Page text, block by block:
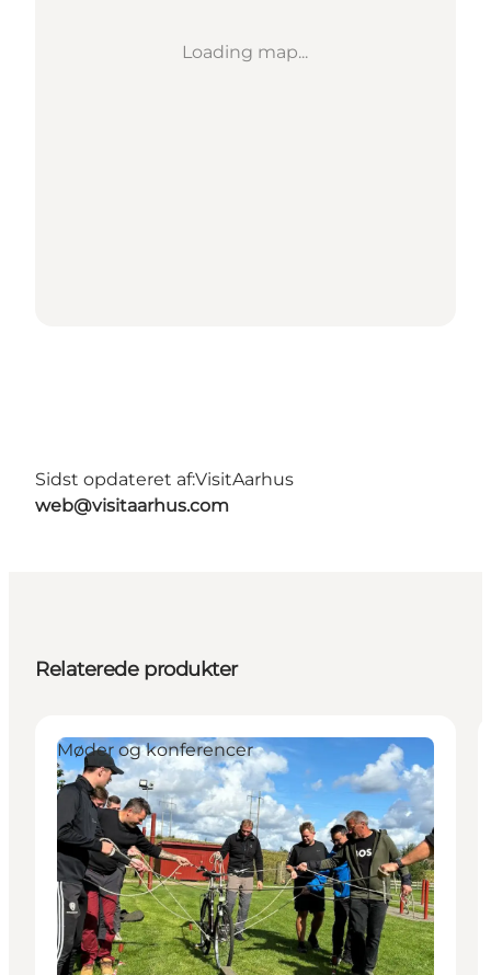
Loading map...
Sidst opdateret af:VisitAarhus
web@visitaarhus.com
Relaterede produkter
Møder og konferencer